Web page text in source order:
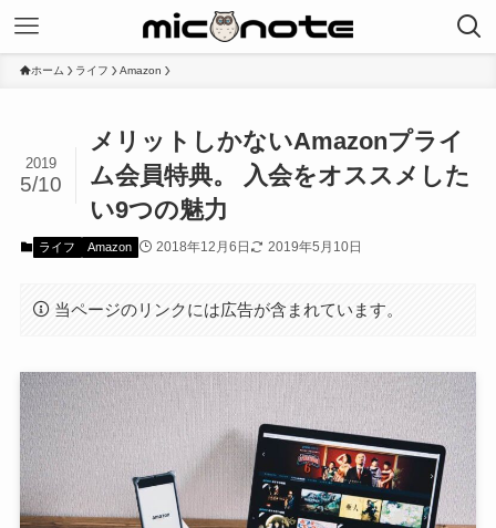
ホーム ライフ Amazon
メリットしかないAmazonプライ
ム会員特典。 入会をオススメした
い9つの魅力
2019
5/10
ライフ Amazon 2018年12月6日 2019年5月10日
当ページのリンクには広告が含まれています。